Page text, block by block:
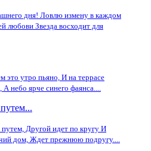
дня! Ловлю измену в каждом
любови Звезда восходит для
это утро пьяно, И на террасе
небо ярче синего фаянса....
Другой идет по кругу И
дом, Ждет прежнюю подругу....